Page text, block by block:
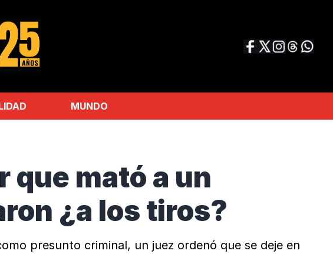
MUNDO
que mató a un
¿a los tiros?
presunto criminal, un juez ordenó que se deje en